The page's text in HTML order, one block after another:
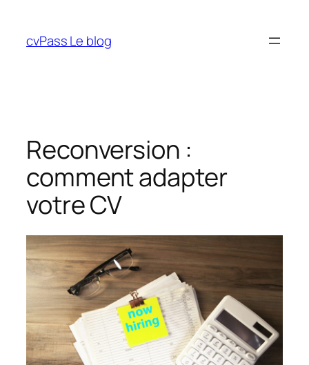
contenu
cvPass Le blog
Reconversion :
comment adapter
votre CV